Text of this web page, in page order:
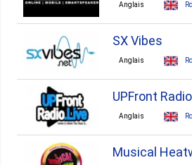
Anglais
SX Vibes
Anglais
UPFront Radio
Anglais
Musical